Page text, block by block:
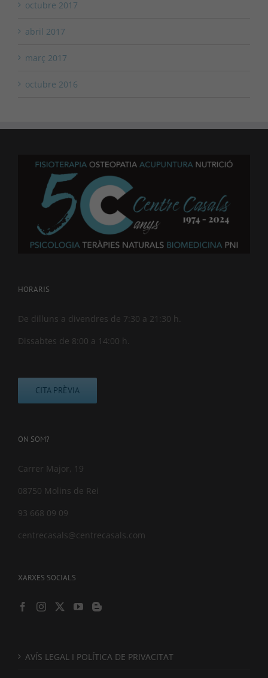
octubre 2017
abril 2017
març 2017
octubre 2016
HORARIS
De dilluns a divendres de 7:30 a 21:30 h.
Dissabtes de 8:00 a 14:00 h.
CITA PRÈVIA
ON SOM?
Carrer Major, 19
08750 Molins de Rei
93 668 09 09
centrecasals@centrecasals.com
XARXES SOCIALS
AVÍS LEGAL I POLÍTICA DE PRIVACITAT